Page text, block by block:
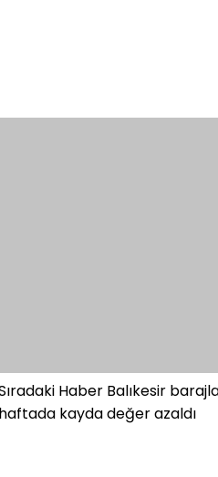
Haber Balıkesir
kayda değer azaldı